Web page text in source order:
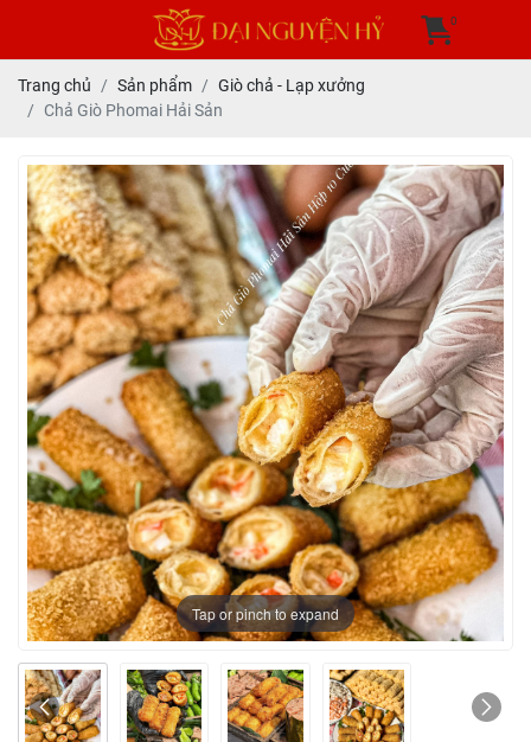
0
Trang chủ Sản phẩm
Giò chả - Lạp xưởng
Chả Giò Phomai Hải Sản
Tap or pinch to expand